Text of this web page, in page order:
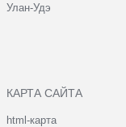
Улан-Удэ
КАРТА САЙТА
html-карта